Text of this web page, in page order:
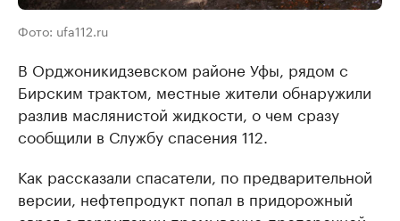
Фото: ufa112.ru
В Орджоникидзевском районе Уфы, рядом с
Бирским трактом, местные жители обнаружили
разлив маслянистой жидкости, о чем сразу
сообщили в Службу спасения 112.
Как рассказали спасатели, по предварительной
версии, нефтепродукт попал в придорожный